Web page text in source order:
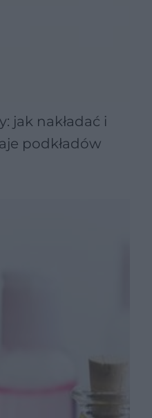
jak nakładać i
podkładów